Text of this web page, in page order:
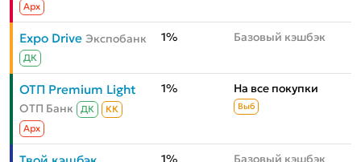
Aрх
Expo Drive Экспобанк
ДК
1% Базовый кэшбэк
ОТП Premium Light
ОТП Банк ДК
КК
Aрх
1% На все покупки
Выб
1% Базовый кэшбэк